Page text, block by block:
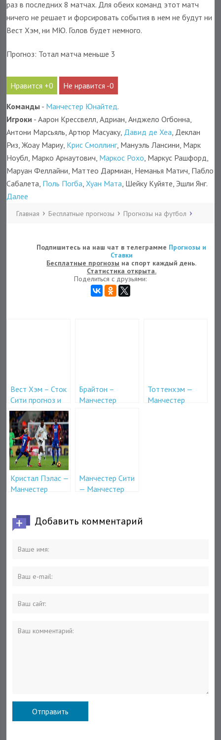
раз в последних 8 матчах. Для обеих команд этот матч
ничего не решает и форсировать события в нем не будут ни
Вест Хэм, ни МЮ. Голов будет немного.
Прогноз: Тотал матча меньше 3
0 0
Команды - Манчестер Юнайтед.
Игроки - Аарон Крессвелл, Адриан, Анджело Огбонна,
Антони Марсьяль, Артюр Масуаку, Давид де Хеа, Деклан
Риз, Жоау Мариу, Крис Смоллинг, Мануэль Лансини, Марк
Ноубл, Марко Арнаутович, Маркос Рохо, Маркус Рашфорд,
Маруан Феллайни, Маттео Дармиан, Неманья Матич, Пабло
Сабалета, Поль Погба,Хуан Мата, Шейку Куйяте, Эшли Янг.
Далее
Главная Бесплатные прогнозы Прогнозы на футбол
Подпишитесь на наш чат в телеграмме Прогнозы и
Ставки
Бесплатные прогнозы на спорт каждый день.
Статистика открыта.
Поделиться с друзьями:
Вест Хэм – Сток
Сити прогноз и
ставки на матч
16 апреля
Брайтон –
Манчестер
Тоттенхэм —
Манчестер
Кристал Пэлас —
Манчестер
Манчестер Сити
— Манчестер
Добавить комментарий